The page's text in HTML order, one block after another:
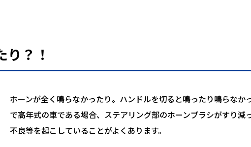
？！
ホーンが全く鳴らなかったり。ハンドルを切ると鳴ったり鳴らなか
で高年式の車である場合、ステアリング部のホーンブラシがすり減
不良等を起こしていることがよくあります。